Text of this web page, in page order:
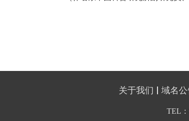
关于我们 域名
TEL：